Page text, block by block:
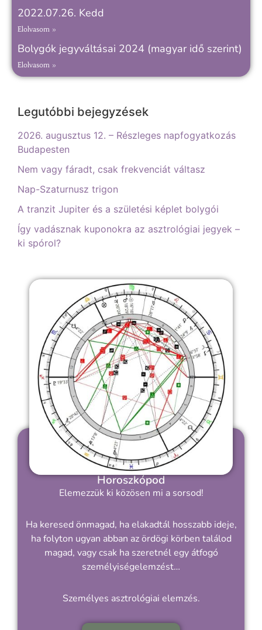
2022.07.26. Kedd
Elolvasom »
Bolygók jegyváltásai 2024 (magyar idő szerint)
Elolvasom »
Legutóbbi bejegyzések
2026. augusztus 12. – Részleges napfogyatkozás
Budapesten
Nem vagy fáradt, csak frekvenciát váltasz
Nap-Szaturnusz trigon
A tranzit Jupiter és a születési képlet bolygói
Így vadásznak kuponokra az asztrológiai jegyek –
ki spórol?
Horoszkópod
Elemezzük ki közösen mi a sorsod!
Ha keresed önmagad, ha elakadtál hosszabb ideje,
ha folyton ugyan abban az ördögi körben találod
magad, vagy csak ha szeretnél egy átfogó
személyiségelemzést…
Személyes asztrológiai elemzés.